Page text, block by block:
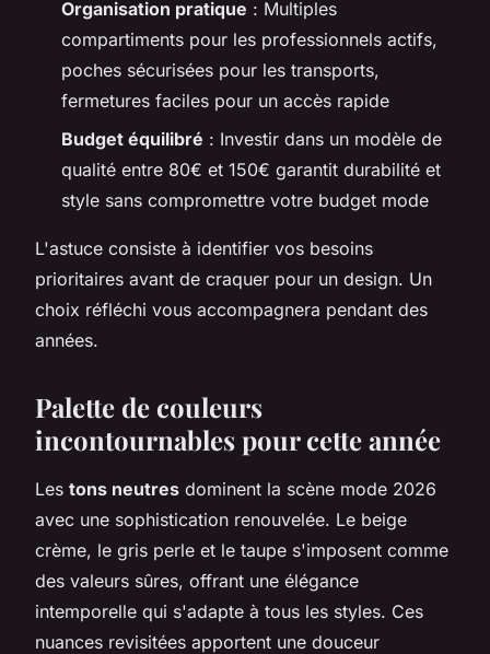
Organisation pratique : Multiples
compartiments pour les professionnels actifs,
poches sécurisées pour les transports,
fermetures faciles pour un accès rapide
Budget équilibré : Investir dans un modèle de
qualité entre 80€ et 150€ garantit durabilité et
style sans compromettre votre budget mode
L'astuce consiste à identifier vos besoins
prioritaires avant de craquer pour un design. Un
choix réfléchi vous accompagnera pendant des
années.
Palette de couleurs
incontournables pour cette année
Les tons neutres dominent la scène mode 2026
avec une sophistication renouvelée. Le beige
crème, le gris perle et le taupe s'imposent comme
des valeurs sûres, offrant une élégance
intemporelle qui s'adapte à tous les styles. Ces
nuances revisitées apportent une douceur